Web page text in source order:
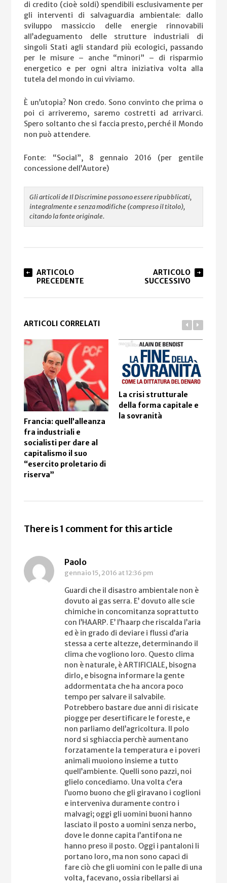
di credito (cioè soldi) spendibili esclusivamente per
gli interventi di salvaguardia ambientale: dallo
sviluppo massiccio delle energie rinnovabili
all’adeguamento delle strutture industriali di
singoli Stati agli standard più ecologici, passando
per le misure – anche “minori” – di risparmio
energetico e per ogni altra iniziativa volta alla
tutela del mondo in cui viviamo.
È un’utopia? Non credo. Sono convinto che prima o
poi ci arriveremo, saremo costretti ad arrivarci.
Spero soltanto che si faccia presto, perché il Mondo
non può attendere.
Fonte: “Social”, 8 gennaio 2016 (per gentile
concessione dell’Autore)
Gli articoli de Il Discrimine possono essere ripubblicati,
integralmente e senza modifiche (compreso il titolo),
citando la fonte originale.
ARTICOLO
PRECEDENTE
ARTICOLO
SUCCESSIVO
ARTICOLI CORRELATI
Francia: quell’alleanza
fra industriali e
socialisti per dare al
capitalismo il suo
“esercito proletario di
riserva”
La crisi strutturale
della forma capitale e
la sovranità
There is 1 comment for this article
Paolo
gennaio 15, 2016 at 12:36 pm
Guardi che il disastro ambientale non è
dovuto ai gas serra. E’ dovuto alle scie
chimiche in concomitanza soprattutto
con l’HAARP. E’ l’haarp che riscalda l’aria
ed è in grado di deviare i flussi d’aria
stessa a certe altezze, determinando il
clima che vogliono loro. Questo clima
non è naturale, è ARTIFICIALE, bisogna
dirlo, e bisogna informare la gente
addormentata che ha ancora poco
tempo per salvare il salvabile.
Potrebbero bastare due anni di risicate
piogge per desertificare le foreste, e
non parliamo dell’agricoltura. Il polo
nord si sghiaccia perchè aumentano
forzatamente la temperatura e i poveri
animali muoiono insieme a tutto
quell’ambiente. Quelli sono pazzi, noi
glielo concediamo. Una volta c’era
l’uomo buono che gli giravano i coglioni
e interveniva duramente contro i
malvagi; oggi gli uomini buoni hanno
lasciato il posto a uomini senza nerbo,
dove le donne capita l’antifona ne
hanno preso il posto. Oggi i pantaloni li
portano loro, ma non sono capaci di
fare ciò che gli uomini con le palle di una
volta, facevano, ossia ribellarsi ai